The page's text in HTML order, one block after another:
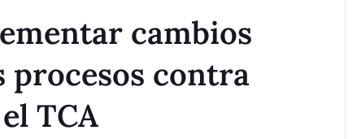
cambios
procesos contra
TCA